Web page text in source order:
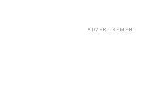
ADVERTISEMENT